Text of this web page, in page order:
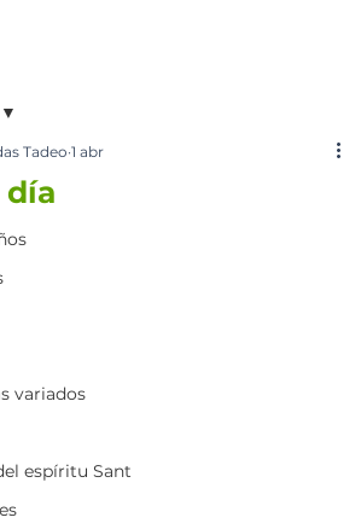
variados
espíritu Sant
Tadeo 1 abr